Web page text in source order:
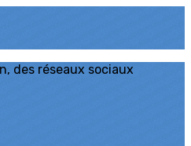
des réseaux sociaux